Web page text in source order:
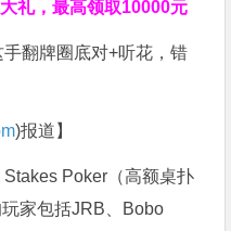
礼，最高领取10000元
手翻牌圈底对+听花，错
)报道】
Poker（高额桌扑
家包括JRB、Bobo